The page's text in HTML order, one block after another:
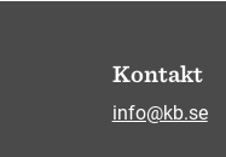
Kontakt
info@kb.se